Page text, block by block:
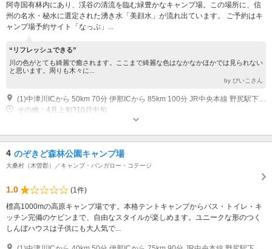
阿寺国有林内にあり、渓谷の清流を臨む緑豊かなキャンプ場。この場所に、信
州の名水・秘水に選定された湧き水「美顔水」が流れ出ています。 ご予約はキ
ャンプ場予約サイト「なっぷ」...
“リフレッシュできる”
川の色がとても綺麗で癒されます。ここまで綺麗な色はなかなかほかでは見られない
と思います。周りも木々に...
by ぴいこさん
(1)中津川ICから 50km 70分 伊那ICから 85km 100分 JR中央本線 野尻駅下車 タクシー20分
その他：4月上旬?10月中旬
4 のぞきど森林公園キャンプ場
大桑村（木曽郡）／キャンプ・バンガロー・コテージ
1.0
(1件)
標高1000mの高原キャンプ場です。本格テントキャンプからバス・トイレ・キ
ッチン完備のケビンまで、自由なスタイルが楽しめます。ユニークな形のつく
しんぼハウスは子供にも大人気で...